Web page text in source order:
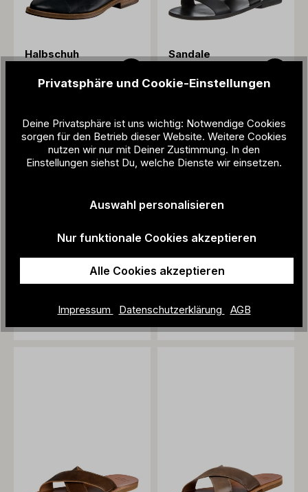
Halbschuh
Sandale
139,00 €
139,00 €
Privatsphäre und Cookie-Einstellungen
Deine Privatsphäre ist uns wichtig: Notwendige Cookies
sorgen für den Betrieb dieser Website. Weitere Cookies
nutzen wir nur mit Deiner Zustimmung. In den
Einstellungen siehst Du, welche Dienste wir einsetzen.
Auswahl personalisieren
Nur funktionale Cookies akzeptieren
Alle Cookies akzeptieren
Impressum Datenschutzerklärung AGB